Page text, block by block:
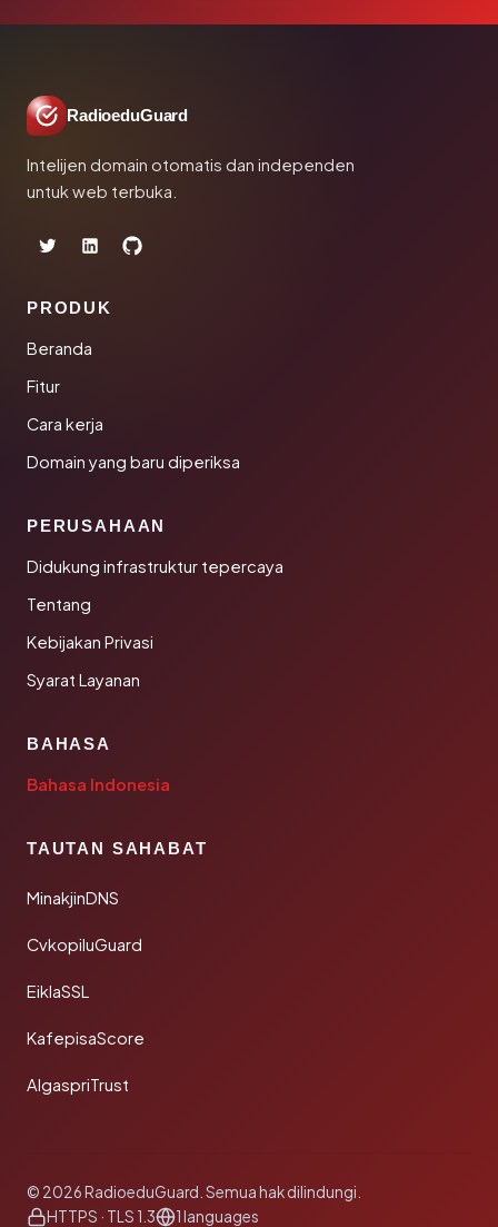
RadioeduGuard
Intelijen domain otomatis dan independen
untuk web terbuka.
PRODUK
Beranda
Fitur
Cara kerja
Domain yang baru diperiksa
PERUSAHAAN
Didukung infrastruktur tepercaya
Tentang
Kebijakan Privasi
Syarat Layanan
BAHASA
Bahasa Indonesia
TAUTAN SAHABAT
MinakjinDNS
CvkopiluGuard
EiklaSSL
KafepisaScore
AlgaspriTrust
© 2026 RadioeduGuard. Semua hak dilindungi.
HTTPS · TLS 1.3
1 languages